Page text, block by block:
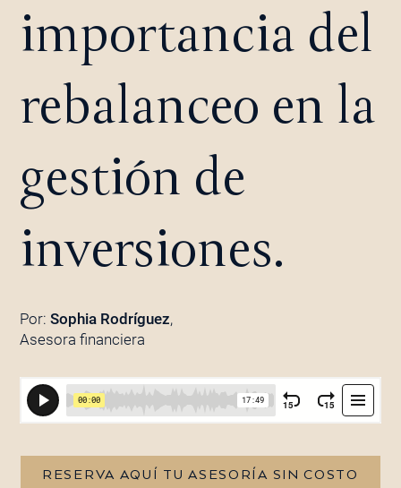
importancia del
rebalanceo en la
gestión de
inversiones.
Por: Sophia Rodríguez,
Asesora financiera
RESERVA AQUÍ TU ASESORÍA SIN COSTO